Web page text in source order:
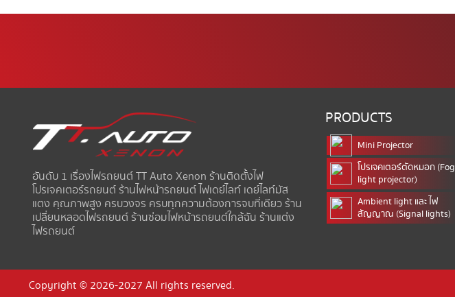
อันดับ 1 เรื่องไฟรถยนต์ TT Auto Xenon ร้านติดตั้งไฟ
โปรเจคเตอร์รถยนต์ ร้านไฟหน้ารถยนต์ ไฟเดย์ไลท์ เดย์ไลท์มัส
แตง คุณภาพสูง ครบวงจร ครบทุกความต้องการจบที่เดียว ร้าน
เปลี่ยนหลอดไฟรถยนต์ ร้านซ่อมไฟหน้ารถยนต์ใกล้ฉัน ร้านแต่ง
ไฟรถยนต์
PRODUCTS
Mini Projector
โปรเจคเตอร์ตัดหมอก (Fog
light projector)
Ambient light และ ไฟ
สัญญาณ (Signal lights)
Copyright © 2026-2027 All rights reserved.